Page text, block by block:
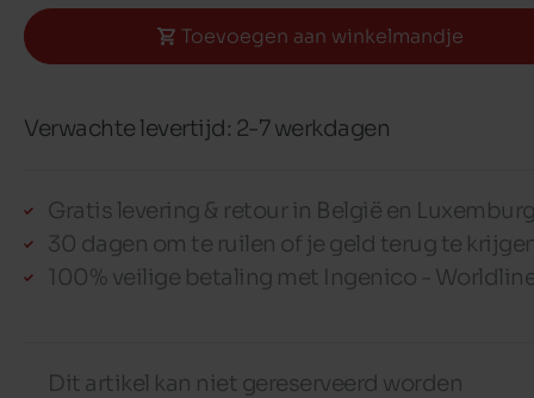
Toevoegen aan winkelmandje
Verwachte levertijd: 2-7 werkdagen
Gratis levering & retour in België en
30 dagen om te ruilen of je geld terug te
100% veilige betaling met Ingenico -
Dit artikel kan niet gereserveerd worden